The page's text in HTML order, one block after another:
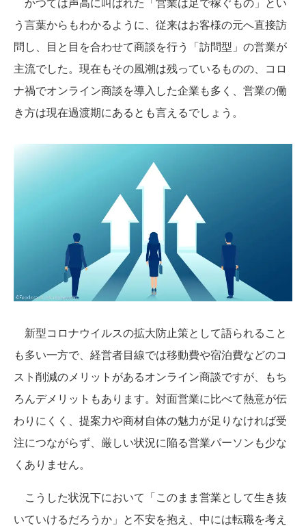
う言葉からもわかるように、従来はお客様の元へ直接訪
問し、目と目を合わせて商談を行う「訪問型」の営業が
主流でした。現在もその風潮は残っているものの、コロ
ナ禍でオンライン商談を導入した企業も多く、営業の働
き方は現在過渡期にあるとも言えるでしょう。
新型コロナウイルスの拡大防止策として語られること
も多い一方で、経営者目線では移動費や宿泊費などのコ
スト削減のメリットがあるオンライン商談ですが、もち
ろんデメリットもあります。対面営業に比べて熱意が伝
わりにくく、提案力や商材自体の魅力が足りなければ受
注につながらず、厳しい状況に陥る営業パーソンも少な
くありません。
こうした状況下において「このまま営業として生き抜
いていけるだろうか」と不安を抱え、中には転職を考え